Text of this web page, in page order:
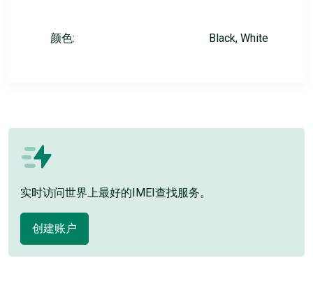
颜色: Black, White
实时访问世界上最好的IMEI查找服务。
创建账户